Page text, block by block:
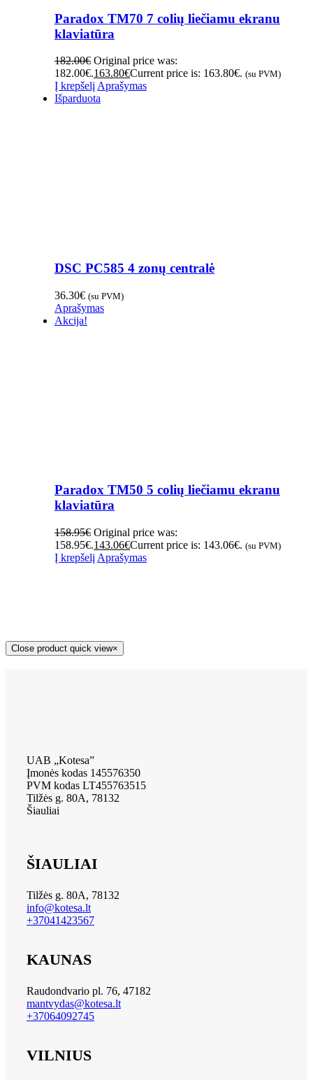
Paradox TM70 7 colių liečiamu ekranu
klaviatūra
182.00€ Original price was:
182.00€.163.80€Current price is: 163.80€. (su PVM)
Į krepšelį Aprašymas
Išparduota
DSC PC585 4 zonų centralė
36.30€ (su PVM)
Aprašymas
Akcija!
Paradox TM50 5 colių liečiamu ekranu
klaviatūra
158.95€ Original price was:
158.95€.143.06€Current price is: 143.06€. (su PVM)
Į krepšelį Aprašymas
Close product quick view×
UAB „Kotesa”
Įmonės kodas 145576350
PVM kodas LT455763515
Tilžės g. 80A, 78132
Šiauliai
ŠIAULIAI
Tilžės g. 80A, 78132
info@kotesa.lt
+37041423567
KAUNAS
Raudondvario pl. 76, 47182
mantvydas@kotesa.lt
+37064092745
VILNIUS